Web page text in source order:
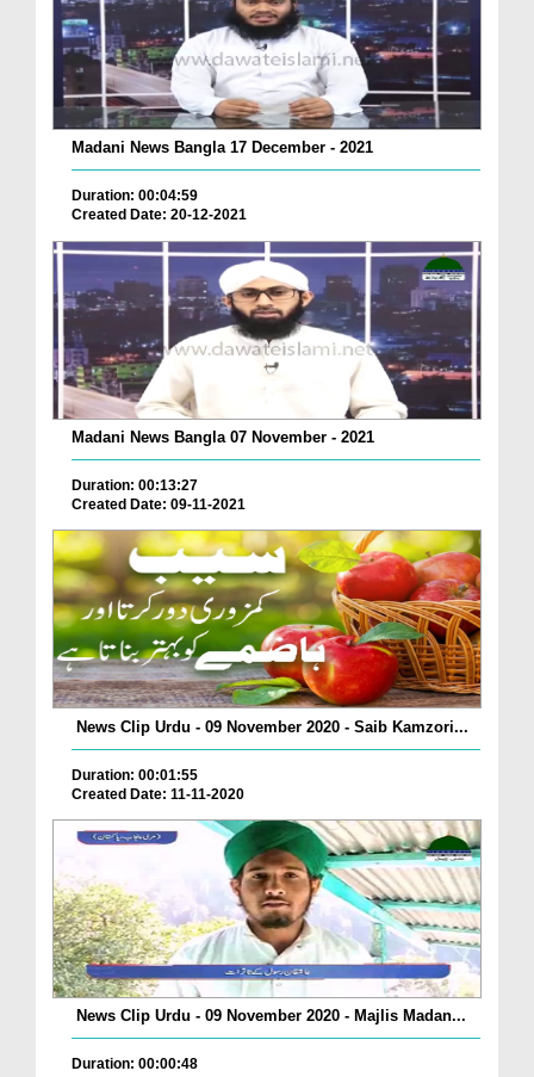
Madani News Bangla 17 December - 2021
Duration: 00:04:59
Created Date: 20-12-2021
Madani News Bangla 07 November - 2021
Duration: 00:13:27
Created Date: 09-11-2021
News Clip Urdu - 09 November 2020 - Saib Kamzori...
Duration: 00:01:55
Created Date: 11-11-2020
News Clip Urdu - 09 November 2020 - Majlis Madan...
Duration: 00:00:48